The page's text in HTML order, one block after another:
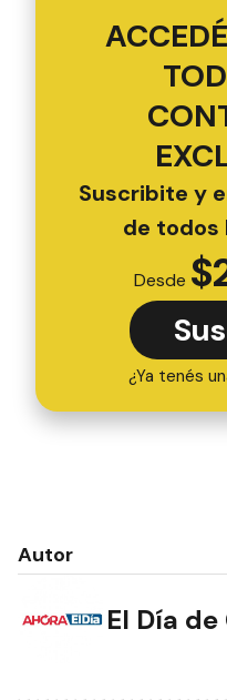
Suscribite y
de todos
Desde $
¿Ya tenés
Autor
El Día